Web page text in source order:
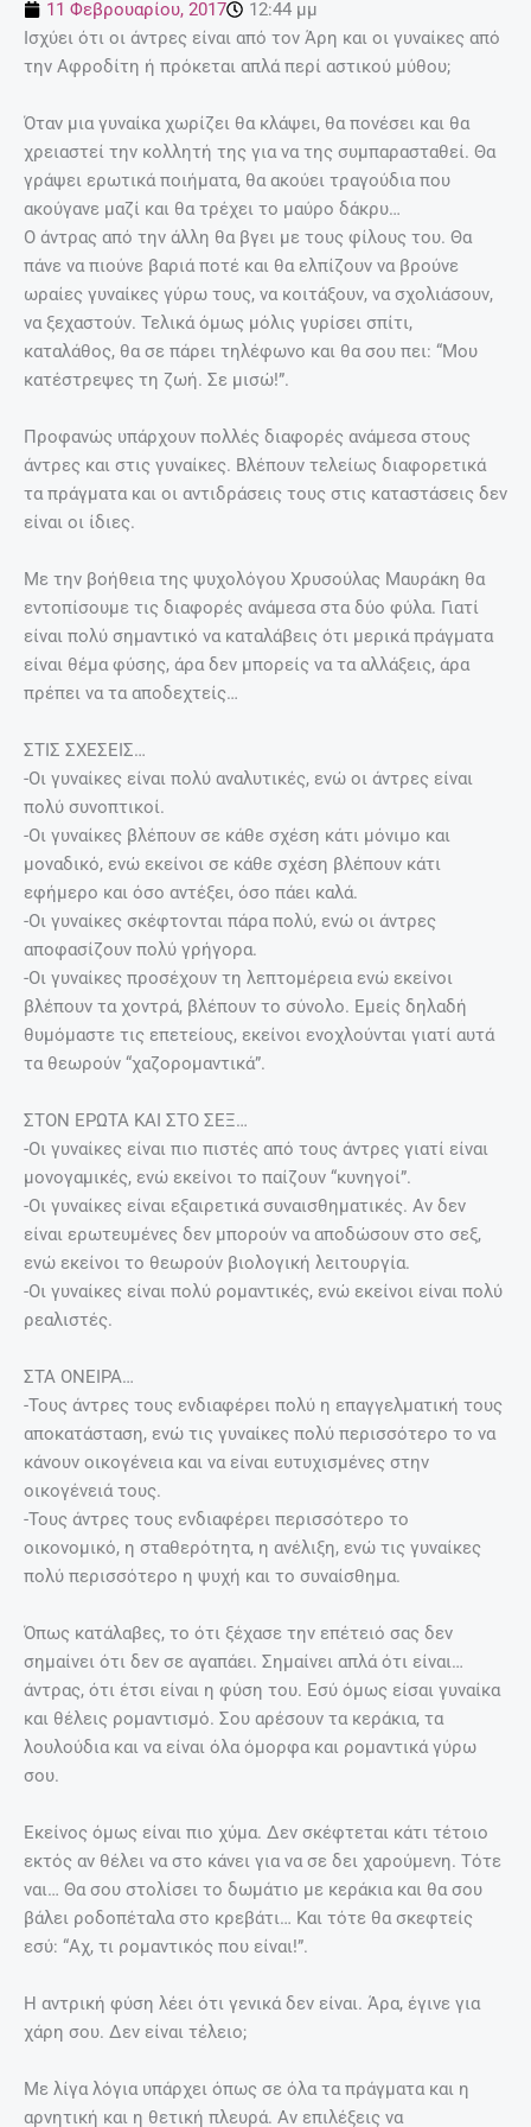
11 Φεβρουαρίου, 2017
12:44 μμ
Ισχύει ότι οι άντρες είναι από τον Άρη και οι γυναίκες από
την Αφροδίτη ή πρόκεται απλά περί αστικού μύθου;
Όταν μια γυναίκα χωρίζει θα κλάψει, θα πονέσει και θα
χρειαστεί την κολλητή της για να της συμπαρασταθεί. Θα
γράψει ερωτικά ποιήματα, θα ακούει τραγούδια που
ακούγανε μαζί και θα τρέχει το μαύρο δάκρυ…
Ο άντρας από την άλλη θα βγει με τους φίλους του. Θα
πάνε να πιούνε βαριά ποτέ και θα ελπίζουν να βρούνε
ωραίες γυναίκες γύρω τους, να κοιτάξουν, να σχολιάσουν,
να ξεχαστούν. Τελικά όμως μόλις γυρίσει σπίτι,
καταλάθος, θα σε πάρει τηλέφωνο και θα σου πει: “Μου
κατέστρεψες τη ζωή. Σε μισώ!”.
Προφανώς υπάρχουν πολλές διαφορές ανάμεσα στους
άντρες και στις γυναίκες. Βλέπουν τελείως διαφορετικά
τα πράγματα και οι αντιδράσεις τους στις καταστάσεις δεν
είναι οι ίδιες.
Με την βοήθεια της ψυχολόγου Χρυσούλας Μαυράκη θα
εντοπίσουμε τις διαφορές ανάμεσα στα δύο φύλα. Γιατί
είναι πολύ σημαντικό να καταλάβεις ότι μερικά πράγματα
είναι θέμα φύσης, άρα δεν μπορείς να τα αλλάξεις, άρα
πρέπει να τα αποδεχτείς…
ΣΤΙΣ ΣΧΕΣΕΙΣ…
-Οι γυναίκες είναι πολύ αναλυτικές, ενώ οι άντρες είναι
πολύ συνοπτικοί.
-Οι γυναίκες βλέπουν σε κάθε σχέση κάτι μόνιμο και
μοναδικό, ενώ εκείνοι σε κάθε σχέση βλέπουν κάτι
εφήμερο και όσο αντέξει, όσο πάει καλά.
-Οι γυναίκες σκέφτονται πάρα πολύ, ενώ οι άντρες
αποφασίζουν πολύ γρήγορα.
-Οι γυναίκες προσέχουν τη λεπτομέρεια ενώ εκείνοι
βλέπουν τα χοντρά, βλέπουν το σύνολο. Εμείς δηλαδή
θυμόμαστε τις επετείους, εκείνοι ενοχλούνται γιατί αυτά
τα θεωρούν “χαζορομαντικά”.
ΣΤΟΝ ΕΡΩΤΑ ΚΑΙ ΣΤΟ ΣΕΞ…
-Οι γυναίκες είναι πιο πιστές από τους άντρες γιατί είναι
μονογαμικές, ενώ εκείνοι το παίζουν “κυνηγοί”.
-Οι γυναίκες είναι εξαιρετικά συναισθηματικές. Αν δεν
είναι ερωτευμένες δεν μπορούν να αποδώσουν στο σεξ,
ενώ εκείνοι το θεωρούν βιολογική λειτουργία.
-Οι γυναίκες είναι πολύ ρομαντικές, ενώ εκείνοι είναι πολύ
ρεαλιστές.
ΣΤΑ ΟΝΕΙΡΑ…
-Τους άντρες τους ενδιαφέρει πολύ η επαγγελματική τους
αποκατάσταση, ενώ τις γυναίκες πολύ περισσότερο το να
κάνουν οικογένεια και να είναι ευτυχισμένες στην
οικογένειά τους.
-Τους άντρες τους ενδιαφέρει περισσότερο το
οικονομικό, η σταθερότητα, η ανέλιξη, ενώ τις γυναίκες
πολύ περισσότερο η ψυχή και το συναίσθημα.
Όπως κατάλαβες, το ότι ξέχασε την επέτειό σας δεν
σημαίνει ότι δεν σε αγαπάει. Σημαίνει απλά ότι είναι…
άντρας, ότι έτσι είναι η φύση του. Εσύ όμως είσαι γυναίκα
και θέλεις ρομαντισμό. Σου αρέσουν τα κεράκια, τα
λουλούδια και να είναι όλα όμορφα και ρομαντικά γύρω
σου.
Εκείνος όμως είναι πιο χύμα. Δεν σκέφτεται κάτι τέτοιο
εκτός αν θέλει να στο κάνει για να σε δει χαρούμενη. Τότε
ναι… Θα σου στολίσει το δωμάτιο με κεράκια και θα σου
βάλει ροδοπέταλα στο κρεβάτι… Και τότε θα σκεφτείς
εσύ: “Αχ, τι ρομαντικός που είναι!”.
Η αντρική φύση λέει ότι γενικά δεν είναι. Άρα, έγινε για
χάρη σου. Δεν είναι τέλειο;
Με λίγα λόγια υπάρχει όπως σε όλα τα πράγματα και η
αρνητική και η θετική πλευρά. Αν επιλέξεις να